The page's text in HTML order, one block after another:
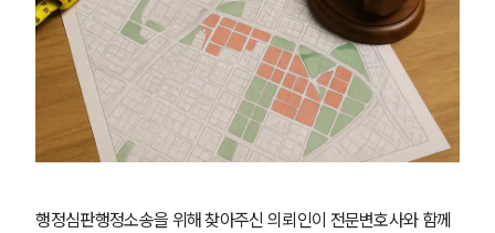
행정심판행정소송을 위해 찾아주신 의뢰인이 전문변호사와 함께